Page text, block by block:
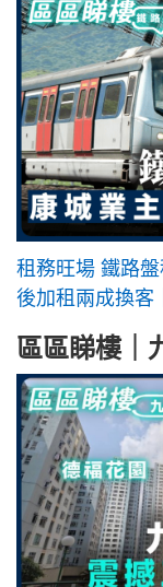
租務旺場 鐵路盤
後加租兩成換客
區區睇樓｜